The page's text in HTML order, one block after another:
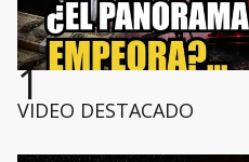
1
VIDEO DESTACADO